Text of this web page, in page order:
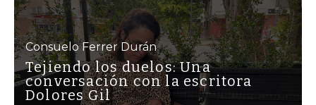
Consuelo Ferrer Durán
Tejiendo los duelos: Una
conversación con la escritora
Dolores Gil